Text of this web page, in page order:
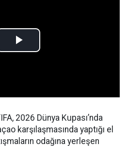
2026 Dünya Kupası’nda
karşılaşmasında yaptığı el
odağına yerleşen